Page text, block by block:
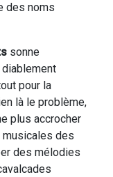
des noms
sonne
diablement
pour la
là le problème,
plus accrocher
musicales des
des mélodies